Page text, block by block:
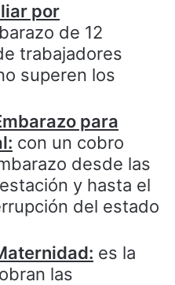
por
de 12
trabajadores
superen los
para
con un cobro
desde las
y hasta el
del estado
es la
las